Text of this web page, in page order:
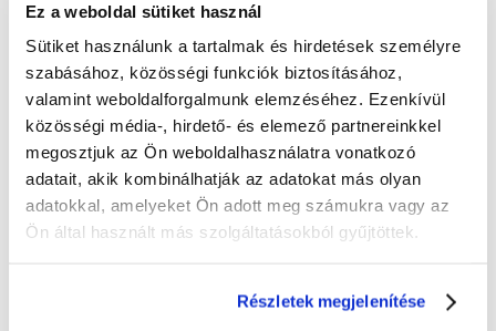
Ez a weboldal sütiket használ
Sütiket használunk a tartalmak és hirdetések személyre
szabásához, közösségi funkciók biztosításához,
valamint weboldalforgalmunk elemzéséhez. Ezenkívül
közösségi média-, hirdető- és elemező partnereinkkel
megosztjuk az Ön weboldalhasználatra vonatkozó
adatait, akik kombinálhatják az adatokat más olyan
adatokkal, amelyeket Ön adott meg számukra vagy az
Ön által használt más szolgáltatásokból gyűjtöttek.
Részletek megjelenítése
Leírás
Natural-Vit - Snack ribizli ággal
Egészséges és ízletes csemege rágcsálóknak. A szárított ribizli gallyak
kiváló rágcsálnivaló minden rágcsáló és nyúl számára. Kielégítik ezeknek
az állatoknak a rágási ösztönét, csiszolják a rágcsálók nagy, növekvő
fogait, és biztosítják a szervezetük megfelelő működéséhez szükséges
rostokat.